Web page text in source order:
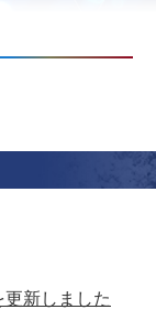
新しました